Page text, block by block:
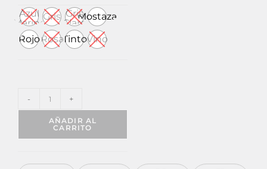
Azul
Marino
Gris Gris
Claro
Mostaza
RojoRosaTintoVino
- +
AÑADIR AL
CARRITO